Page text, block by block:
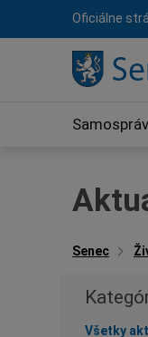
Oficiálne
Senec
Všetky